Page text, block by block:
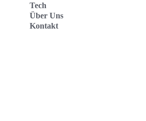
Tech
Über Uns
Kontakt